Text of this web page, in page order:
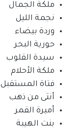
ملكة الجمال
نجمة الليل
وردة بيضاء
حورية البحر
سيدة القلوب
ملكة الأحلام
فتاة المستقبل
أنثى من ذهب
أميرة القمر
بنت الهيبة